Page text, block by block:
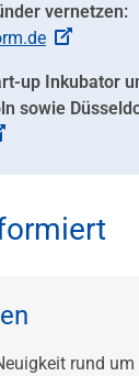
vernetzen:
up Inkubator
sowie
rund um